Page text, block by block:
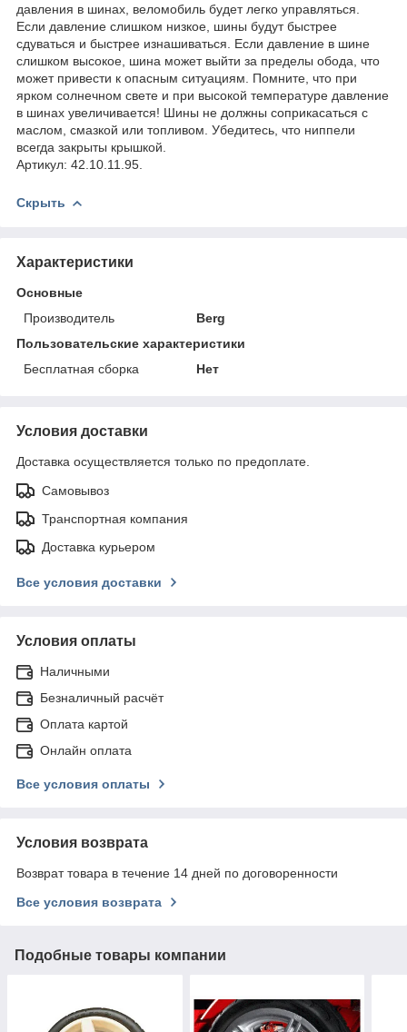
давления в шинах, веломобиль будет легко управляться.
Если давление слишком низкое, шины будут быстрее
сдуваться и быстрее изнашиваться. Если давление в шине
слишком высокое, шина может выйти за пределы обода, что
может привести к опасным ситуациям. Помните, что при
ярком солнечном свете и при высокой температуре давление
в шинах увеличивается! Шины не должны соприкасаться с
маслом, смазкой или топливом. Убедитесь, что ниппели
всегда закрыты крышкой.
Артикул: 42.10.11.95.
Скрыть
Характеристики
Основные
Производитель
Berg
Пользовательские характеристики
Бесплатная сборка
Нет
Условия доставки
Доставка осуществляется только по предоплате.
Самовывоз
Транспортная компания
Доставка курьером
Все условия доставки
Условия оплаты
Наличными
Безналичный расчёт
Оплата картой
Онлайн оплата
Все условия оплаты
Условия возврата
Возврат товара в течение 14 дней по договоренности
Все условия возврата
Подобные товары компании